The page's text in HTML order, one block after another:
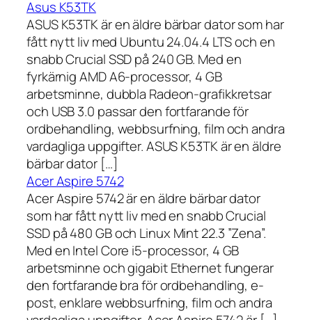
Asus K53TK
ASUS K53TK är en äldre bärbar dator som har
fått nytt liv med Ubuntu 24.04.4 LTS och en
snabb Crucial SSD på 240 GB. Med en
fyrkärnig AMD A6-processor, 4 GB
arbetsminne, dubbla Radeon-grafikkretsar
och USB 3.0 passar den fortfarande för
ordbehandling, webbsurfning, film och andra
vardagliga uppgifter. ASUS K53TK är en äldre
bärbar dator […]
Acer Aspire 5742
Acer Aspire 5742 är en äldre bärbar dator
som har fått nytt liv med en snabb Crucial
SSD på 480 GB och Linux Mint 22.3 ”Zena”.
Med en Intel Core i5-processor, 4 GB
arbetsminne och gigabit Ethernet fungerar
den fortfarande bra för ordbehandling, e-
post, enklare webbsurfning, film och andra